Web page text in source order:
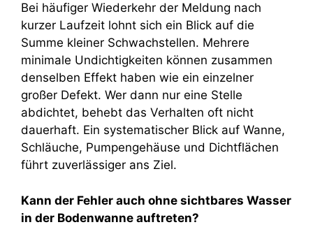
Bei häufiger Wiederkehr der Meldung nach
kurzer Laufzeit lohnt sich ein Blick auf die
Summe kleiner Schwachstellen. Mehrere
minimale Undichtigkeiten können zusammen
denselben Effekt haben wie ein einzelner
großer Defekt. Wer dann nur eine Stelle
abdichtet, behebt das Verhalten oft nicht
dauerhaft. Ein systematischer Blick auf Wanne,
Schläuche, Pumpengehäuse und Dichtflächen
führt zuverlässiger ans Ziel.
Kann der Fehler auch ohne sichtbares Wasser
in der Bodenwanne auftreten?